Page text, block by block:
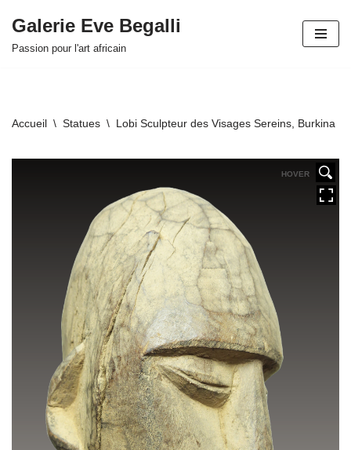
Aller
Galerie Eve Begalli
Passion pour l'art africain
Accueil \ Statues \ Lobi Sculpteur des Visages Sereins, Burkina
HOVER